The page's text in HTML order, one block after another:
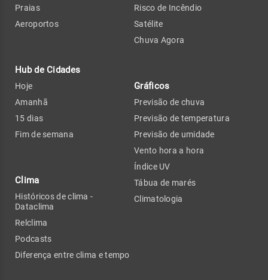
Praias
Aeroportos
Hub de Cidades
Hoje
Amanhã
15 dias
Fim de semana
Clima
Históricos de clima -
Dataclima
Relclima
Podcasts
Diferença entre clima e tempo
Risco de Incêndio
Satélite
Chuva Agora
Gráficos
Previsão de chuva
Previsão de temperatura
Previsão de umidade
Vento hora a hora
Índice UV
Tábua de marés
Climatologia